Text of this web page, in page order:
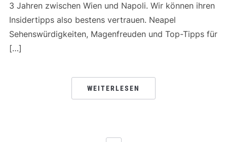
3 Jahren zwischen Wien und Napoli. Wir können ihren
Insidertipps also bestens vertrauen. Neapel
Sehenswürdigkeiten, Magenfreuden und Top-Tipps für
[…]
WEITERLESEN